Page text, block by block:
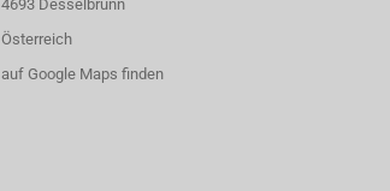
4693 Desselbrunn
Österreich
auf Google Maps finden